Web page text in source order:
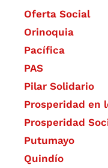
Oferta Social​​
Orinoquia
Pacífica
PAS
Pilar Solidario
Prosperidad en
Prosperidad
Putumayo
Quindío